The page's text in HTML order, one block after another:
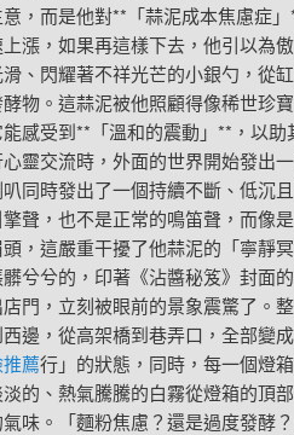
，而是他對**「蒜泥成本焦慮症
漲，如果再這樣下去，他引以為
、閃耀著不祥光芒的小銀勺，從
物。這蒜泥被他照顧得像稀世珍
感受到**「溫和的震動」**，以助
靈交流時，外面的世界開始發出
同時發出了一個持續不斷、低沉
，也不是正常的鳴笛聲，而像
，這嚴重干擾了他蒜泥的「寧靜
兮兮的，印著《沾醬秘笈》封面
門，立刻被眼前的景象震驚了。
邊，從高架橋到巷弄口，全部變
薦行」的狀態，同時，每一個燈
的、熱氣騰騰的白霧從燈箱的頂
。「麵粉焦慮？還是過度發酵？